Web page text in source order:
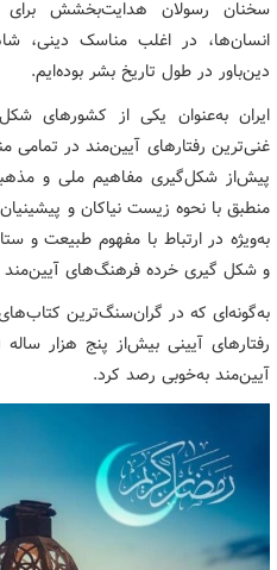
سخنان رسولان هدایت‌بخشش
انسان‌ها، در اغلب مناسک دینی،
دین‌باور در طول تاریخ بشر بوده‌ایم.
ایران به‌عنوان یکی از کشورهای
غنی‌ترین رفتارهای آیین‌مند در
پیش‌از شکل‌گیری مفاهیم ملی و
منطبق با نحوه زیست نیاکان و
به‌ویژه در ارتباط با مفهوم طبیعت و
و شکل گیری خرده فرهنگ‌های آیین‌مند
به‌گونه‌ای که در گران‌سنگ‌ترین
آیین‌مند به‌خوبی رصد کرد.